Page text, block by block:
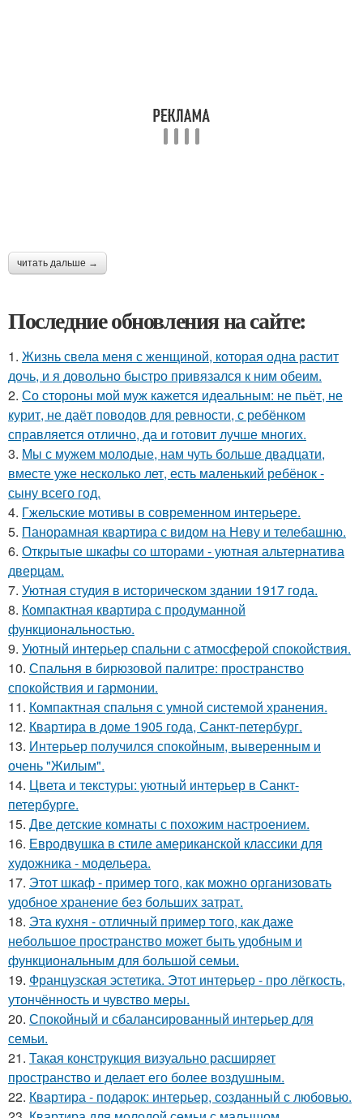
читать дальше →
Последние обновления на сайте:
1. Жизнь свела меня с женщиной, которая одна растит
дочь, и я довольно быстро привязался к ним обеим.
2. Со стороны мой муж кажется идеальным: не пьёт, не
курит, не даёт поводов для ревности, с ребёнком
справляется отлично, да и готовит лучше многих.
3. Мы с мужем молодые, нам чуть больше двадцати,
вместе уже несколько лет, есть маленький ребёнок -
сыну всего год.
4. Гжельские мотивы в современном интерьере.
5. Панорамная квартира с видом на Неву и телебашню.
6. Открытые шкафы со шторами - уютная альтернатива
дверцам.
7. Уютная студия в историческом здании 1917 года.
8. Компактная квартира с продуманной
функциональностью.
9. Уютный интерьер спальни с атмосферой спокойствия.
10. Спальня в бирюзовой палитре: пространство
спокойствия и гармонии.
11. Компактная спальня с умной системой хранения.
12. Квартира в доме 1905 года, Санкт-петербург.
13. Интерьер получился спокойным, выверенным и
очень "Жилым".
14. Цвета и текстуры: уютный интерьер в Санкт-
петербурге.
15. Две детские комнаты с похожим настроением.
16. Евродвушка в стиле американской классики для
художника - модельера.
17. Этот шкаф - пример того, как можно организовать
удобное хранение без больших затрат.
18. Эта кухня - отличный пример того, как даже
небольшое пространство может быть удобным и
функциональным для большой семьи.
19. Французская эстетика. Этот интерьер - про лёгкость,
утончённость и чувство меры.
20. Спокойный и сбалансированный интерьер для
семьи.
21. Такая конструкция визуально расширяет
пространство и делает его более воздушным.
22. Квартира - подарок: интерьер, созданный с любовью.